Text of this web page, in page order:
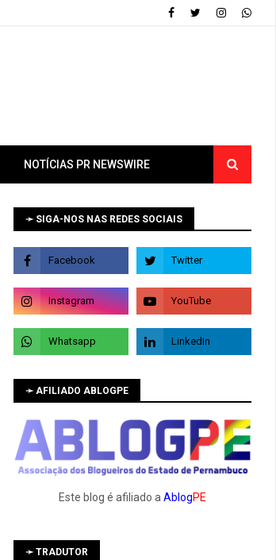
NOTÍCIAS PR NEWSWIRE
➛ SIGA-NOS NAS REDES SOCIAIS
➛ AFILIADO ABLOGPE
Este blog é afiliado a AblogPE
➛ TRADUTOR